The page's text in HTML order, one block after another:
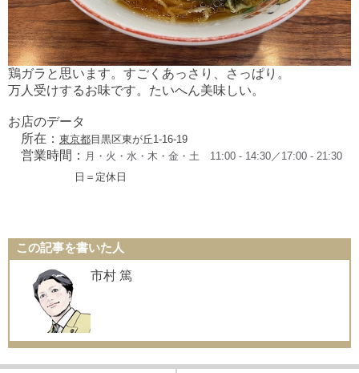
鶏ガラと思います。すごくあっさり、さっぱり。
万人受けするお味です。たいへん美味しい。
お店のデータ
所在： 東京都目黒区東が丘1-16-19
営業時間： 月・火・水・木・金・土 11:00 - 14:30／ 17:00 - 21:30
日＝ 定休日
この記事を書いた人
市村 篤